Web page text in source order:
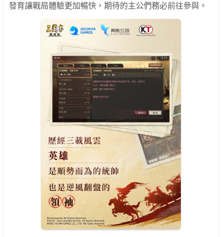
發育讓戰局體驗更加暢快，期待的主公們務必前往參與。